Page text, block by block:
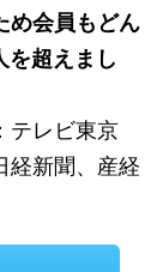
め会員もどん
を超えまし
テレビ東京
経新聞、産経